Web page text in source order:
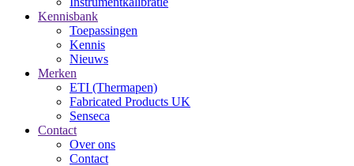
Kennisbank
Toepassingen
Kennis
Nieuws
Merken
ETI (Thermapen)
Fabricated Products UK
Senseca
Contact
Over ons
Contact